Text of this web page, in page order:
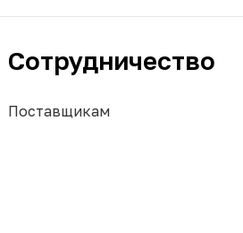
Сотрудничество
Поставщикам